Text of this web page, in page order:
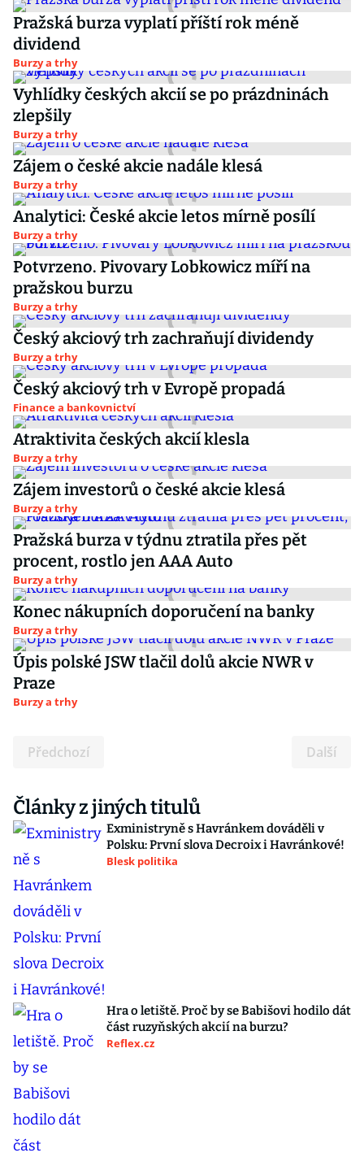
Pražská burza vyplatí příští rok méně
dividend
Burzy a trhy
Vyhlídky českých akcií se po prázdninách
zlepšily
Burzy a trhy
Zájem o české akcie nadále klesá
Burzy a trhy
Analytici: České akcie letos mírně posílí
Burzy a trhy
Potvrzeno. Pivovary Lobkowicz míří na
pražskou burzu
Burzy a trhy
Český akciový trh zachraňují dividendy
Burzy a trhy
Český akciový trh v Evropě propadá
Finance a bankovnictví
Atraktivita českých akcií klesla
Burzy a trhy
Zájem investorů o české akcie klesá
Burzy a trhy
Pražská burza v týdnu ztratila přes pět
procent, rostlo jen AAA Auto
Burzy a trhy
Konec nákupních doporučení na banky
Burzy a trhy
Úpis polské JSW tlačil dolů akcie NWR v
Praze
Burzy a trhy
Předchozí Další
Články z jiných titulů
Exministryně s Havránkem dováděli v
Polsku: První slova Decroix i Havránkové!
Blesk politika
Hra o letiště. Proč by se Babišovi hodilo dát
část ruzyňských akcií na burzu?
Reflex.cz